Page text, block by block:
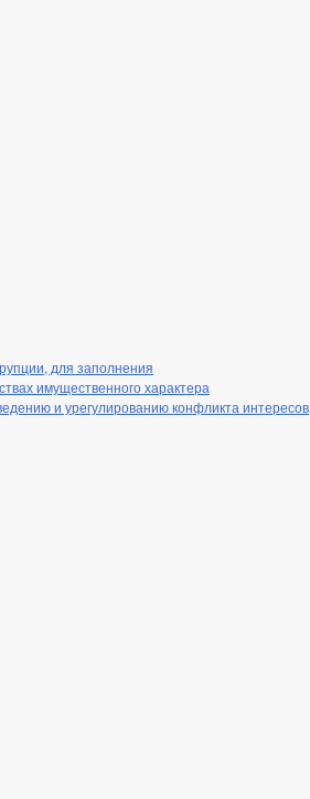
для заполнения
имущественного характера
и урегулированию конфликта интересов